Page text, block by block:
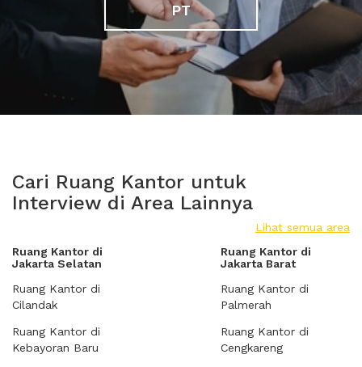
PT
Cari Ruang Kantor untuk
Interview di Area Lainnya
Lihat semua area
Ruang Kantor di
Jakarta Selatan
Ruang Kantor di
Cilandak
Ruang Kantor di
Kebayoran Baru
Ruang Kantor di
Jakarta Barat
Ruang Kantor di
Palmerah
Ruang Kantor di
Cengkareng